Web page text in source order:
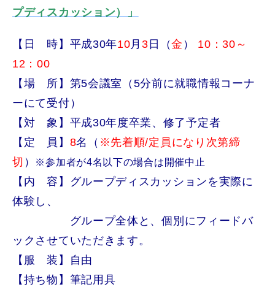
プディスカッション）
」
【日 時】平成30年10月3 日（金 ）
10：30～
12：00
【場 所】第5会議室（5分前に就職情報コーナ
ーにて受付）
【対 象】平成30年度卒業、修了予定者
【定 員】 8名（ ※先着順/定員になり次第締
切 ） ※参加者が4名以下の場合は開催中止
【内 容】グループディスカッションを実際に
体験し、
グループ全体と、個別にフィードバ
ックさせていただきます。
【服 装】自由
【持ち物】筆記用具